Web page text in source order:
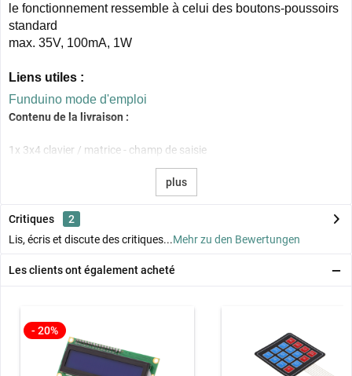
le fonctionnement ressemble à celui des boutons-poussoirs
standard
max. 35V, 100mA, 1W
Liens utiles :
Funduino mode d'emploi
Contenu de la livraison :
1x 3x4 clavier / matrice - champ de saisie
plus
Critiques
2
Lis, écris et discute des critiques...Mehr zu den Bewertungen
Les clients ont également acheté
- 20%